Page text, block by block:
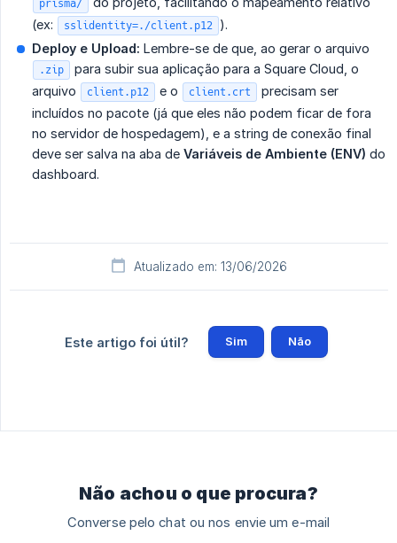
prisma/
(ex:
sslidentity=./client.p12 ).
Deploy e Upload: Lembre-se de que, ao gerar o arquivo
.zip
para subir sua aplicação para a Square Cloud, o
arquivo
client.p12 e o client.crt
precisam ser
incluídos no pacote (já que eles não podem ficar de fora
no servidor de hospedagem), e a string de conexão final
deve ser salva na aba de Variáveis de Ambiente (ENV) do
dashboard.
Atualizado em: 13/06/2026
Este artigo foi útil? Sim Não
Não achou o que procura?
Converse pelo chat ou nos envie um e-mail